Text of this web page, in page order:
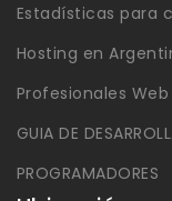
Estadísticas para
Hosting en
Profesionales Web
GUIA DE
PROGRAMADORES